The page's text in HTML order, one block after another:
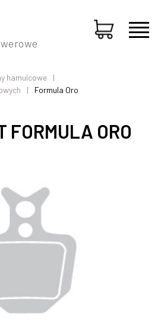
hamulcowe
Formula Oro
FORMULA ORO